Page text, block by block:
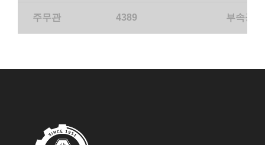
주무관 4389 부속공장